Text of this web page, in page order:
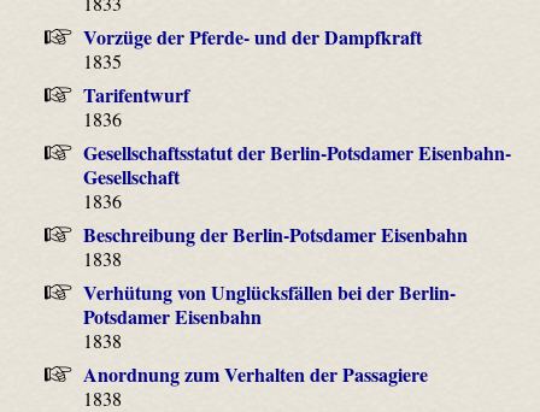
Vorzüge der Pferde- und der Dampfkraft
1835
Tarifentwurf
1836
Gesellschaftsstatut der Berlin-Potsdamer Eisenbahn-
Gesellschaft
1836
Beschreibung der Berlin-Potsdamer Eisenbahn
1838
Verhütung von Unglücksfällen bei der Berlin-
Potsdamer Eisenbahn
1838
Anordnung zum Verhalten der Passagiere
1838